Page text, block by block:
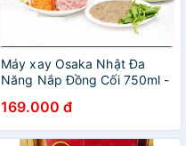
Máy xay Osaka Nhật Đa
Năng Nắp Đồng Cối 750ml -
Nhất 2021
169.000 đ